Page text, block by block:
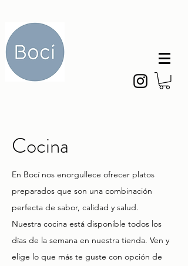
Cocina
En Bocí nos enorgullece ofrecer platos
preparados que son una combinación
perfecta de sabor, calidad y salud.
Nuestra cocina está disponible todos los
días de la semana en nuestra tienda. Ven y
elige lo que más te guste con opción de